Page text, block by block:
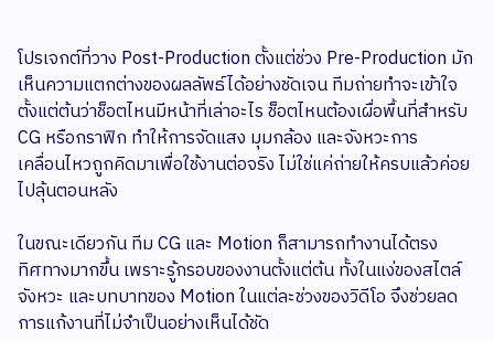
โปรเจกต์ที่วาง Post-Production ตั้งแต่ช่วง Pre-Production มัก
เห็นความแตกต่างของผลลัพธ์ได้อย่างชัดเจน ทีมถ่ายทำจะเข้าใจ
ตั้งแต่ต้นว่าช็อตไหนมีหน้าที่เล่าอะไร ช็อตไหนต้องเผื่อพื้นที่สำหรับ
CG หรือกราฟิก ทำให้การจัดแสง มุมกล้อง และจังหวะการ
เคลื่อนไหวถูกคิดมาเพื่อใช้งานต่อจริง ไม่ใช่แค่ถ่ายให้ครบแล้วค่อย
ไปลุ้นตอนหลัง
ในขณะเดียวกัน ทีม CG และ Motion ก็สามารถทำงานได้ตรง
ทิศทางมากขึ้น เพราะรู้กรอบของงานตั้งแต่ต้น ทั้งในแง่ของสไตล์
จังหวะ และบทบาทของ Motion ในแต่ละช่วงของวิดีโอ จึงช่วยลด
การแก้งานที่ไม่จำเป็นอย่างเห็นได้ชัด